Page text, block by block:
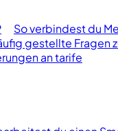
So verbindest du
gestellte Fragen
an tarife